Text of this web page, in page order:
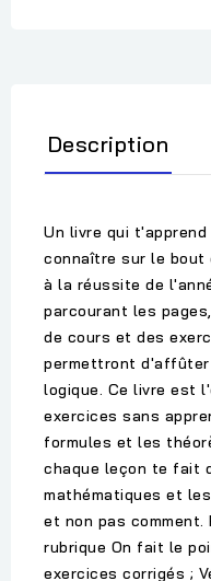
Description
Un livre qui
connaître sur le bout
à la réussite de
parcourant les
de cours et des
permettront
logique. Ce livre est
exercices sans
formules et les
chaque leçon te fait
mathématiques et
et non pas
rubrique On fait le
exercices corrigés ;